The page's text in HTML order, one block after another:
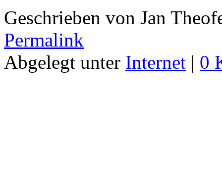
Geschrieben von Jan
Permalink
Abgelegt unter Internet | 0